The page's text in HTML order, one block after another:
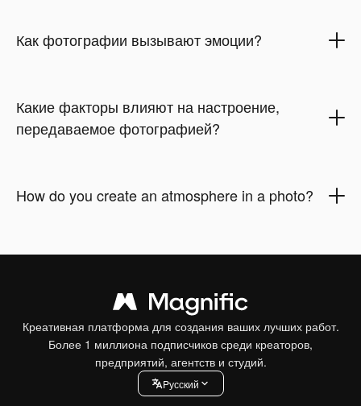
Как фотографии вызывают эмоции?
Какие факторы влияют на настроение,
передаваемое фотографией?
How do you create an atmosphere in a photo?
Креативная платформа для создания ваших лучших работ.
Более 1 миллиона подписчиков среди креаторов,
предприятий, агентств и студий.
Pусский